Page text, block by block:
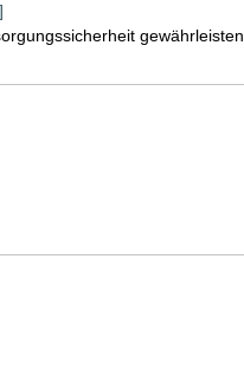
gewährleisten